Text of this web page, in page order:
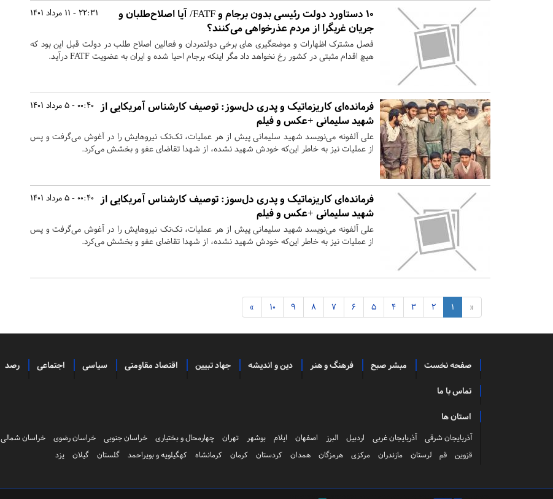
22:31 - 11 مرداد 1401
۱۰ دستاورد دولت رئیسی بدون برجام و FATF/ آیا اصلاح‌طلبان و
جریان غربگرا از مردم عذرخواهی می‌کنند؟
فصل مشترک اظهارات و موضعگیری های برخی دولتمردان و فعالین اصلاح طلب در دولت قبل این بود که
هیچ اقدام مثبتی در کشور رخ نخواهد داد مگر اینکه برجام احیا شده و ایران به عضویت FATF درآید.
00:40 - 5 مرداد 1401
فرمانده‌ای کاریزماتیک و پدری دل‌سوز: توصیف کارشناس آمریکایی از
شهید سلیمانی +عکس و فیلم
علی آلفونه می‌نویسد شهید سلیمانی پیش از هر عملیات، تک‌تک نیروهایش را در آغوش می‌گرفت و پس
از عملیات نیز به خاطر این‌که خودش شهید نشده، از شهدا تقاضای عفو و بخشش می‌کرد.
00:40 - 5 مرداد 1401
فرمانده‌ای کاریزماتیک و پدری دل‌سوز: توصیف کارشناس آمریکایی از
شهید سلیمانی +عکس و فیلم
علی آلفونه می‌نویسد شهید سلیمانی پیش از هر عملیات، تک‌تک نیروهایش را در آغوش می‌گرفت و پس
از عملیات نیز به خاطر این‌که خودش شهید نشده، از شهدا تقاضای عفو و بخشش می‌کرد.
«
1
2
3
4
5
6
7
8
9
10
»
صفحه نخست مبشر صبح فرهنگ و هنر دین و اندیشه جهاد تبیین اقتصاد مقاومتی سیاسی اجتماعی رصد
تماس با ما
استان ها
آذربایجان شرقی آذربایجان غربی اردبیل البرز اصفهان ایلام بوشهر تهران چهارمحال و بختیاری خراسان جنوبی خراسان رضوی خراسان شمالی
قزوین
قم لرستان مازندران مرکزی هرمزگان همدان کردستان کرمان کرمانشاه کهگیلویه و بویراحمد گلستان گیلان یزد